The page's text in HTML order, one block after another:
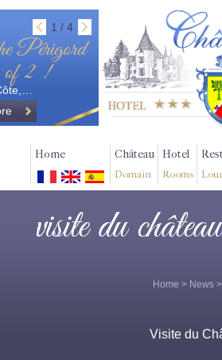
1 / 4
Périgord
of 2 !
Home Château
Domain
Hotel
Rooms
visite du
Home > News>
Visite du